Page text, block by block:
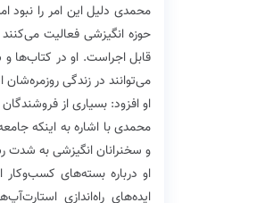
محمدی دلیل این امر را نبود
حوزه انگیزشی فعالیت می‌کنند
قابل اجراست. او در کتاب‌ها
می‌توانند در زندگی روزمره‌شان
او افزود: بسیاری از
محمدی با اشاره به اینکه
و سخنرانان انگیزشی به شدت
او درباره بسته‌های
ایده‌های راه‌اندازی